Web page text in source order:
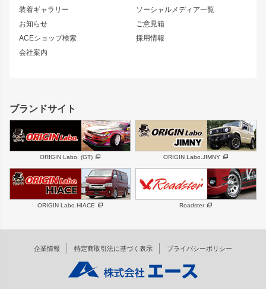
装着ギャラリー
お知らせ
ACEショップ検索
会社案内
ソーシャルメディア一覧
ご意見箱
採用情報
180SX
シルエイティ
セフィーロ
キャラバン
スズキ
GS350
SC
スバル 三菱
デリカ D:5
軽自動車 汎用
ジムニーパーツ
ホイール
MUD-S7
MUD-SR7
まつど家 鉄漢
ボンネット
フェンダー
サイドパーツ
リアゲート
メンテナンスパーツ
ハイエースパーツ
ホイール
DAYTONA-RS
DAYTONA-RS NEO
エアロシリーズ
RUGGER MODEL
DTM:exclusive
オーバーフェンダー
ワイパーガード
ブランドサイト
ORIGIN Labo. (GT) ORIGIN Labo.JIMNY
ORIGIN Labo.HIACE Roadster
企業情報 特定商取引法に基づく表示 プライバシーポリシー